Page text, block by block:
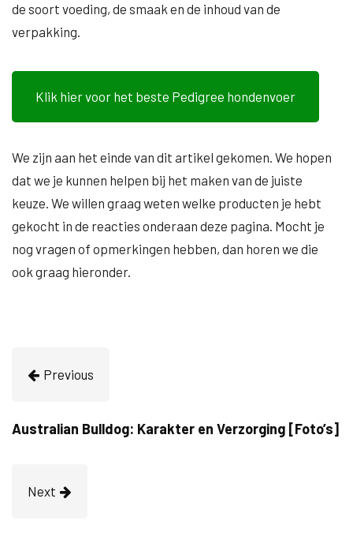
de soort voeding, de smaak en de inhoud van de
verpakking.
Klik hier voor het beste Pedigree hondenvoer
We zijn aan het einde van dit artikel gekomen. We hopen
dat we je kunnen helpen bij het maken van de juiste
keuze. We willen graag weten welke producten je hebt
gekocht in de reacties onderaan deze pagina. Mocht je
nog vragen of opmerkingen hebben, dan horen we die
ook graag hieronder.
Previous
Australian Bulldog: Karakter en Verzorging [Foto’s]
Next